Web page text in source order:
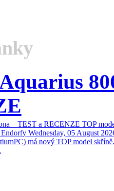
– TEST a RECENZE TOP
Endorfy Wednesday, 05 August
má nový TOP model